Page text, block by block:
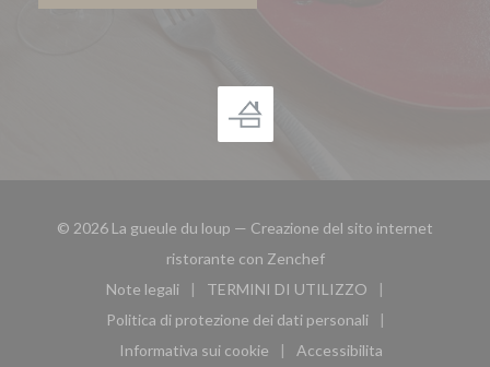
© 2026 La gueule du loup — Creazione del sito internet
ristorante con Zenchef((apre una nuova
Note legali
((apre una nuova finestra))
TERMINI DI UTILIZZO
((apre una nuova finestra))
Politica di protezione dei dati personali
((apre una nuova finestra))
Informativa sui cookie
Accessibilita